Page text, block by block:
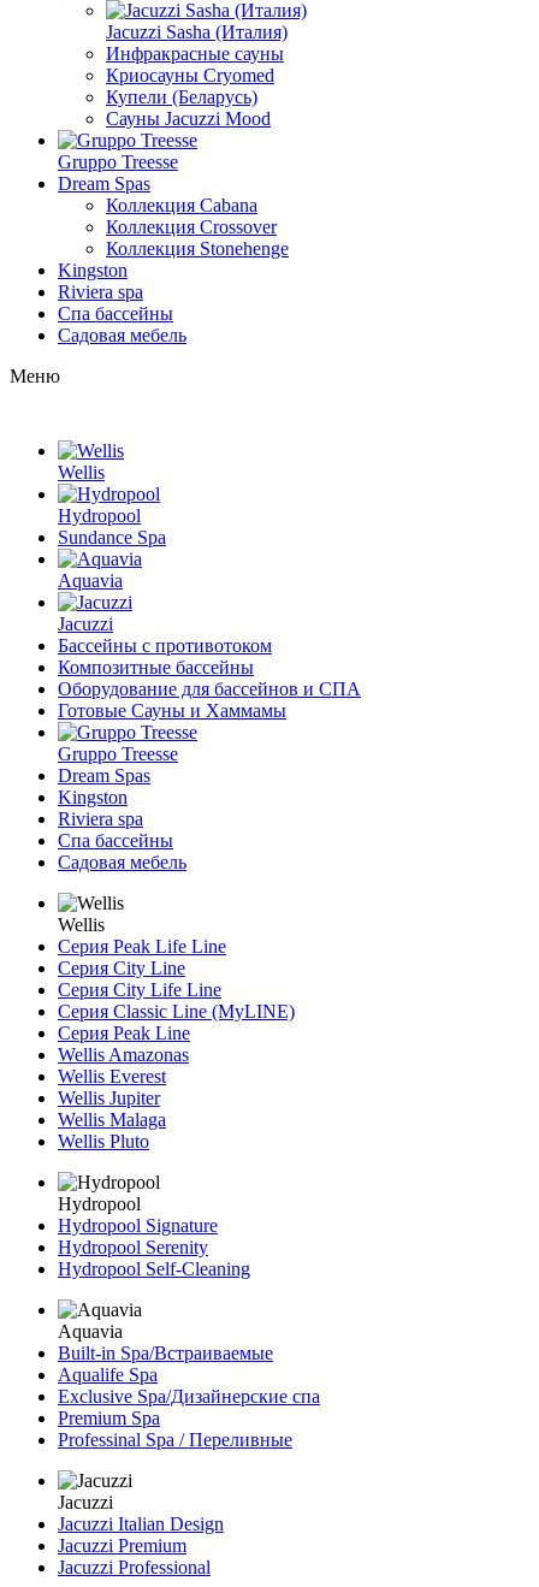
Jacuzzi Sasha (Италия)
Инфракрасные сауны
Криосауны Cryomed
Купели (Беларусь)
Сауны Jacuzzi Mood
Gruppo Treesse
Dream Spas
Коллекция Cabana
Коллекция Crossover
Коллекция Stonehenge
Kingston
Riviera spa
Спа бассейны
Садовая мебель
Меню
Wellis
Hydropool
Sundance Spa
Aquavia
Jacuzzi
Бассейны с противотоком
Композитные бассейны
Оборудование для бассейнов и СПА
Готовые Сауны и Хаммамы
Gruppo Treesse
Dream Spas
Kingston
Riviera spa
Спа бассейны
Садовая мебель
Wellis
Серия Peak Life Line
Серия City Line
Серия City Life Line
Серия Classic Line (MyLINE)
Серия Peak Line
Wellis Amazonas
Wellis Everest
Wellis Jupiter
Wellis Malaga
Wellis Pluto
Hydropool
Hydropool Signature
Hydropool Serenity
Hydropool Self-Сleaning
Aquavia
Built-in Spa/Встраиваемые
Aqualife Spa
Exclusive Spa/Дизайнерские спа
Premium Spa
Professinal Spa / Переливные
Jacuzzi
Jacuzzi Italian Design
Jacuzzi Premium
Jacuzzi Professional